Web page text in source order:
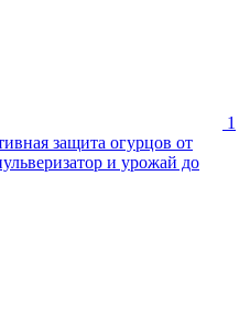
1
защита огурцов от
и урожай до